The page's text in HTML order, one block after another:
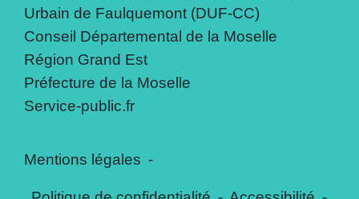
Urbain de Faulquemont (DUF-CC)
Conseil Départemental de la Moselle
Région Grand Est
Préfecture de la Moselle
Service-public.fr
Mentions légales -